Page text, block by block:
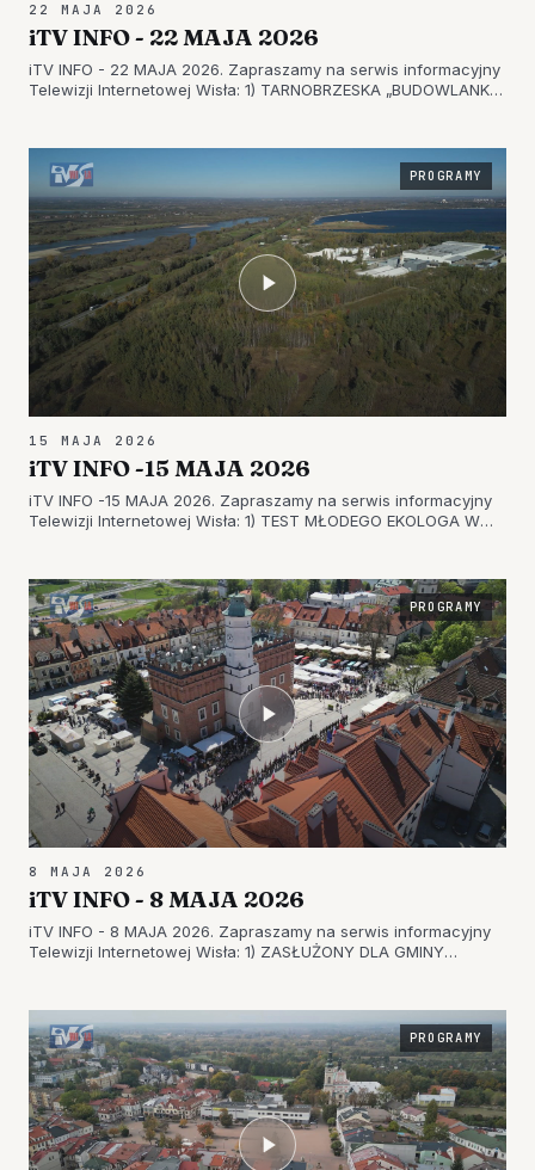
22 MAJA 2026
iTV INFO - 22 MAJA 2026
iTV INFO - 22 MAJA 2026. Zapraszamy na serwis informacyjny
Telewizji Internetowej Wisła: 1) TARNOBRZESKA „BUDOWLANKA”
KOLEJNY ROK BEZ KREDYTÓW I Z…
PROGRAMY
15 MAJA 2026
iTV INFO -15 MAJA 2026
iTV INFO -15 MAJA 2026. Zapraszamy na serwis informacyjny
Telewizji Internetowej Wisła: 1) TEST MŁODEGO EKOLOGA W
EFEKTOWNE POWITANIE NOWEGO SAMOCHO…
PROGRAMY
8 MAJA 2026
iTV INFO - 8 MAJA 2026
iTV INFO - 8 MAJA 2026. Zapraszamy na serwis informacyjny
Telewizji Internetowej Wisła: 1) ZASŁUŻONY DLA GMINY
TRZEŚŃ UPAMIĘTNIONO BOHATERÓW 3) NAROD…
PROGRAMY